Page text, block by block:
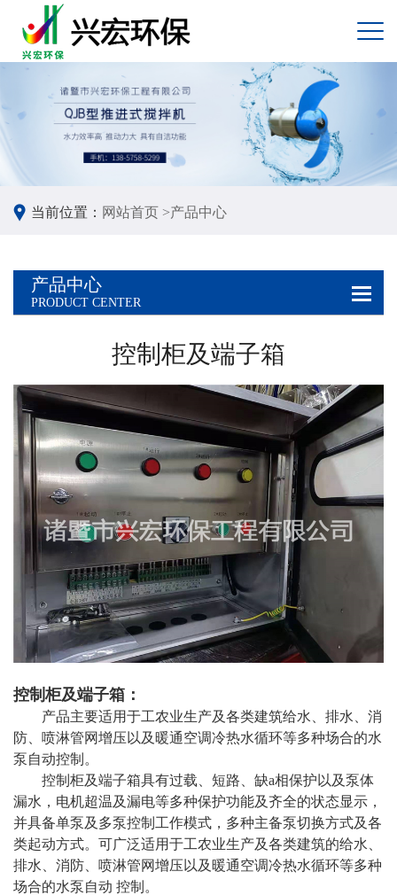
当前位置： 网站首页 >产品中心
产品中心
PRODUCT CENTER
控制柜及端子箱
控制柜及端子箱：
产品主要适用于工农业生产及各类建筑给水、排水、消
防、喷淋管网增压以及暖通空调冷热水循环等多种场合的水
泵自动控制。
控制柜及端子箱具有过载、短路、缺a相保护以及泵体
漏水，电机超温及漏电等多种保护功能及齐全的状态显示，
并具备单泵及多泵控制工作模式，多种主备泵切换方式及各
类起动方式。可广泛适用于工农业生产及各类建筑的给水、
排水、消防、喷淋管网增压以及暖通空调冷热水循环等多种
场合的水泵自动 控制。